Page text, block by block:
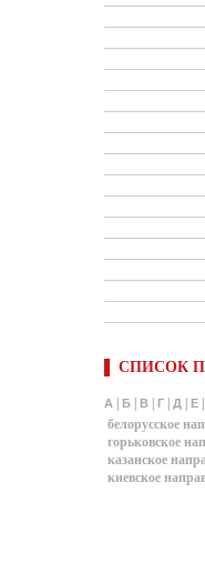
СПИСОК
А Б В Г Д Е
белорусское
горьковское
казанское
киевское